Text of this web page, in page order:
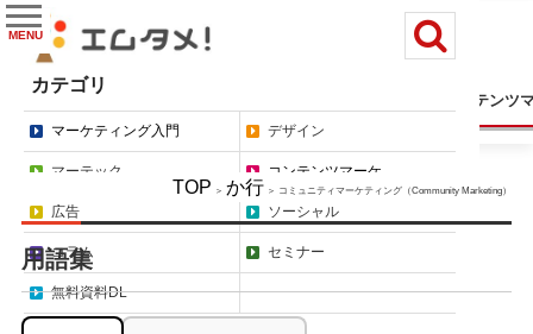
コンテンツ
MENU
カテゴリ
マーケティング入門 デザイン
マーテック コンテンツマーケ
広告 ソーシャル
コラム セミナー
無料資料DL
TOP ＞ か行 ＞ コミュニティマーケティング（Community Marketing）
用語集